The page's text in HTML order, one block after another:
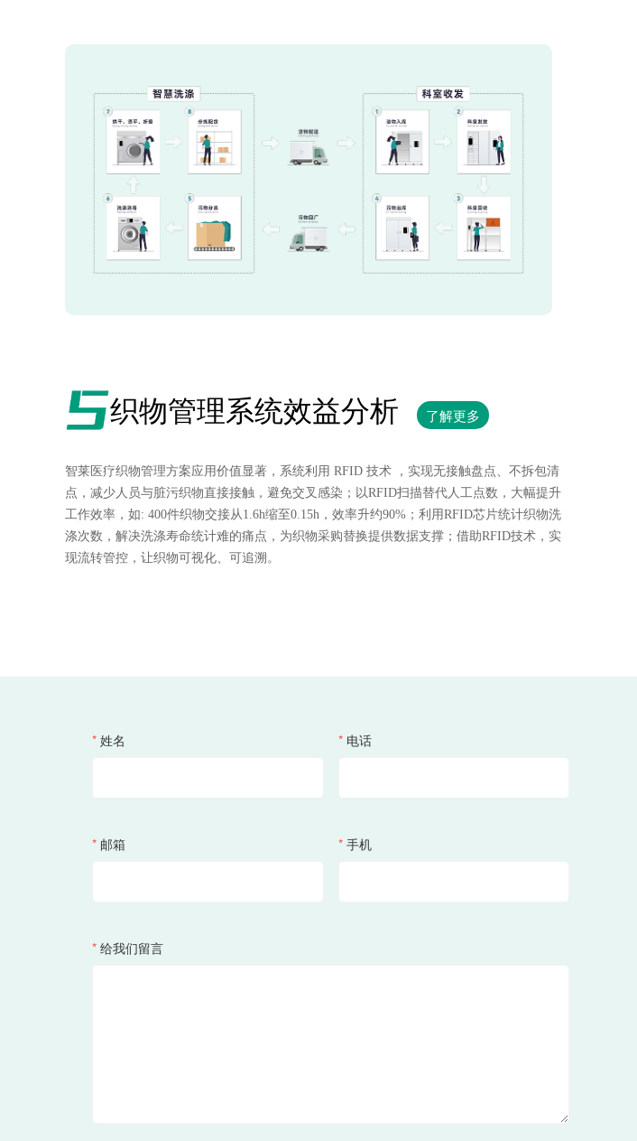
织物管理系统效益分析 了解更多
智莱医疗织物管理方案应用价值显著，系统利用 RFID 技术 ，实现无接触盘点、不拆包清
点，减少人员与脏污织物直接接触，避免交叉感染；以RFID扫描替代人工点数，大幅提升
工作效率，如: 400件织物交接从1.6h缩至0.15h，效率升约90%；利用RFID芯片统计织物洗
涤次数，解决洗涤寿命统计难的痛点，为织物采购替换提供数据支撑；借助RFID技术，实
现流转管控，让织物可视化、可追溯。
* 姓名 *电话
* 邮箱 *手机
* 给我们留言